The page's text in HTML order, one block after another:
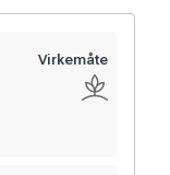
Virkemåte